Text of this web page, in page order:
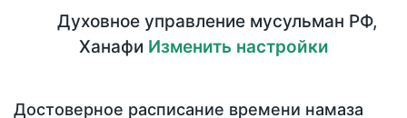
Духовное управление мусульман РФ,
Ханафи Изменить настройки
Достоверное расписание времени намаза